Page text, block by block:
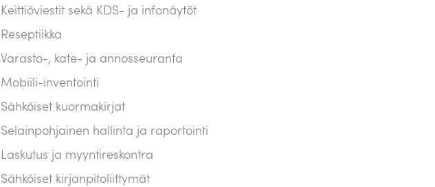
Keittiöviestit sekä KDS- ja infonäytöt
Reseptiikka
Varasto-, kate- ja annosseuranta
Mobiili-inventointi
Sähköiset kuormakirjat
Selainpohjainen hallinta ja raportointi
Laskutus ja myyntireskontra
Sähköiset kirjanpitoliittymät